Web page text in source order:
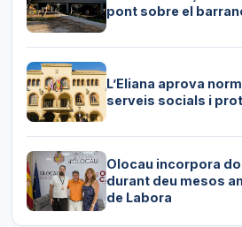
pont sobre el
L’Eliana aprova
serveis socials i
Olocau incorpora
durant deu mesos
de Labora